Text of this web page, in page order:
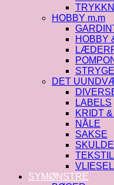
HOBBY m.m
HOBBY
DET
LABELS
KRIDT
NÅLE
SAKSE
SYMØNSTRE